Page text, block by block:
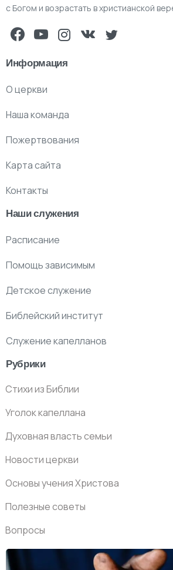
с Богом и возрастать в христианской
Информация
О церкви
Наша команда
Пожертвования
Карта сайта
Контакты
Наши служения
Расписание
Помощь зависимым
Детское служение
Библейский институт
Служение капелланов
Рубрики
Стихи из Библии
Уголок капеллана
Духовная власть семьи
Новости церкви
Основы учения Христова
Полезные советы
Вопросы